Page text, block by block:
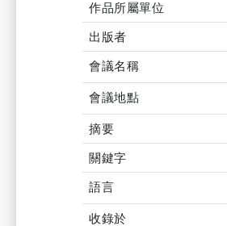
作品所屬單位
出版者
會議名稱
會議地點
摘要
關鍵字
語言
收錄於